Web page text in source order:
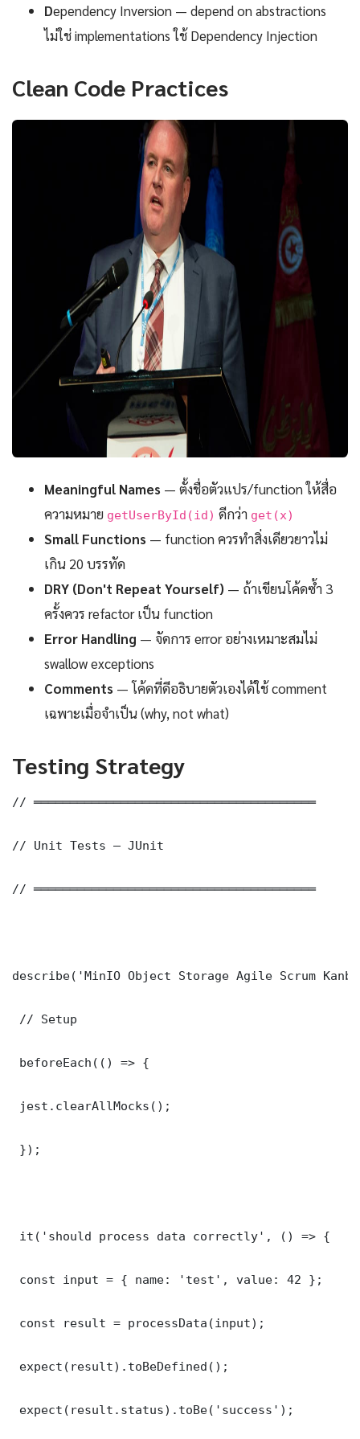
Dependency Inversion — depend on abstractions
ไม่ใช่ implementations ใช้ Dependency Injection
Clean Code Practices
Meaningful Names — ตั้งชื่อตัวแปร/function ให้สื่อ
ความหมาย getUserById(id) ดีกว่า get(x)
Small Functions — function ควรทำสิ่งเดียวยาวไม่
เกิน 20 บรรทัด
DRY (Don't Repeat Yourself) — ถ้าเขียนโค้ดซ้ำ 3
ครั้งควร refactor เป็น function
Error Handling — จัดการ error อย่างเหมาะสมไม่
swallow exceptions
Comments — โค้ดที่ดีอธิบายตัวเองได้ใช้ comment
เฉพาะเมื่อจำเป็น (why, not what)
Testing Strategy
// ═══════════════════════════════════════
// Unit Tests — JUnit
// ═══════════════════════════════════════
describe('MinIO Object Storage Agile Scrum
// Setup
beforeEach(() => {
jest.clearAllMocks();
});
it('should process data correctly', () => {
const input = { name: 'test', value: 42 };
const result = processData(input);
expect(result).toBeDefined();
expect(result.status).toBe('success');